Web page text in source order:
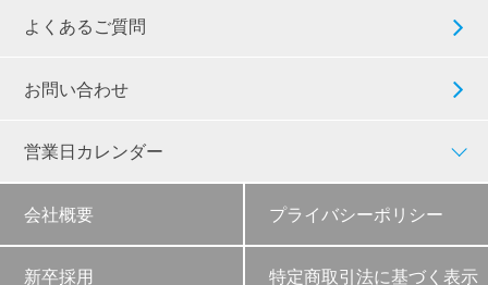
よくあるご質問
お問い合わせ
営業日カレンダー
会社概要 プライバシーポリシー
新卒採用 特定商取引法に基づく表示